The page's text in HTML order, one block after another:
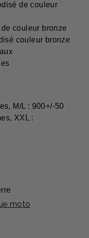
de couleur
couleur bronze
couleur bronze
M/L : 900+/-50
XXL :
moto